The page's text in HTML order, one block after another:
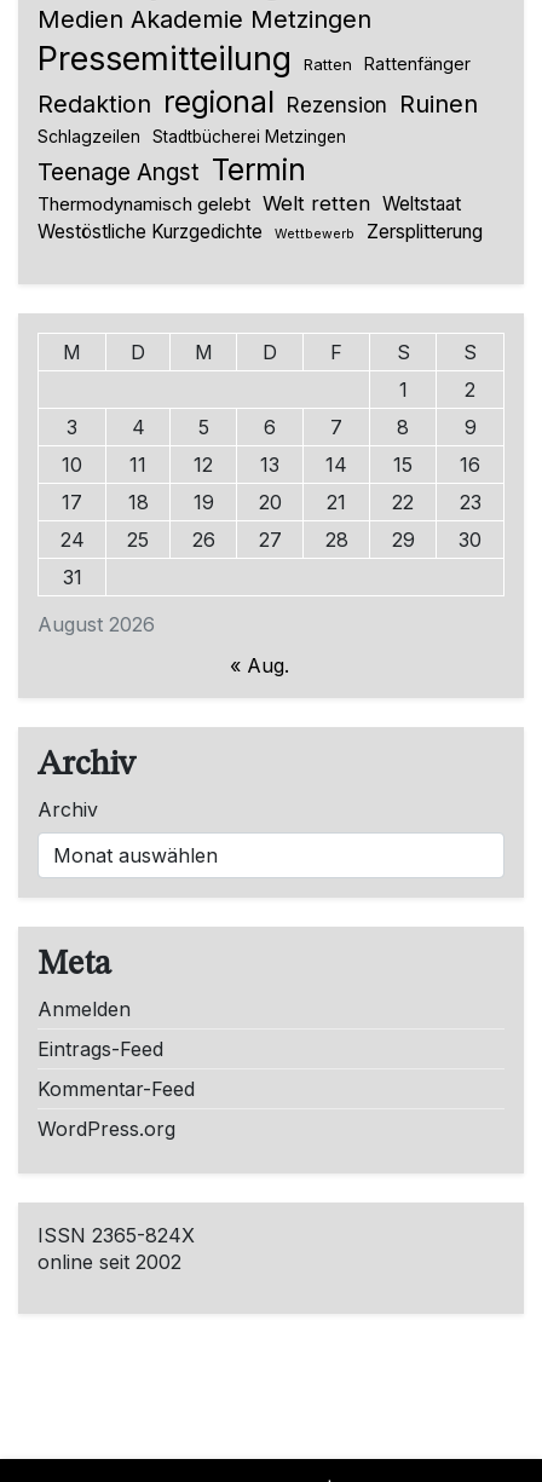
Medien Akademie Metzingen
Pressemitteilung Ratten Rattenfänger
Redaktion regional Rezension Ruinen
Schlagzeilen Stadtbücherei Metzingen
Teenage Angst Termin
Thermodynamisch gelebt Welt retten Weltstaat
Westöstliche Kurzgedichte
Wettbewerb Zersplitterung
August 2026
M D M D F S
S
1
2
3
4 5 6 7 8
9
10
11 12 13 14 15
16
17
18 19 20 21 22
23
24
25 26 27 28 29
30
31
« Aug.
Archiv
Archiv
Meta
Anmelden
Eintrags-Feed
Kommentar-Feed
WordPress.org
ISSN 2365-824X
online seit 2002